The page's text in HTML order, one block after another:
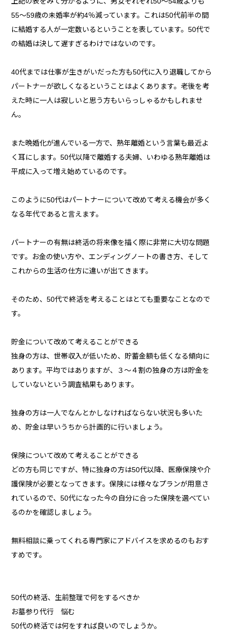
55〜59歳の未婚率が約4％減っています。これは50代前半の間
に結婚する人が一定数いるということを表しています。50代で
の結婚は決して遅すぎるわけではないのです。
40代までは仕事が生きがいだった方も50代に入り退職してから
パートナーが欲しくなるということはよくあります。老後を考
えた時に一人は寂しいと思う方もいらっしゃるかもしれませ
ん。
また晩婚化が進んでいる一方で、熟年離婚という言葉も最近よ
く耳にします。50代以降で離婚する夫婦、いわゆる熟年離婚は
平成に入って増え始めているのです。
このように50代はパートナーについて改めて考える機会が多く
なる年代であると言えます。
パートナーの有無は終活の将来像を描く際に非常に大切な問題
です。お金の使い方や、エンディングノートの書き方、そして
これからの生活の仕方に違いが出てきます。
そのため、50代で終活を考えることはとても重要なことなので
す。
貯金について改めて考えることができる
独身の方は、世帯収入が低いため、貯蓄金額も低くなる傾向に
あります。平均ではありますが、３〜４割の独身の方は貯金を
していないという調査結果もあります。
独身の方は一人でなんとかしなければならない状況も多いた
め、貯金は早いうちから計画的に行いましょう。
保険について改めて考えることができる
どの方も同じですが、特に独身の方は50代以降、医療保険や介
護保険が必要となってきます。保険には様々なプランが用意さ
れているので、50代になった今の自分に合った保険を選べてい
るのかを確認しましょう。
無料相談に乗ってくれる専門家にアドバイスを求めるのもおす
すめです。
50代の終活、生前整理で何をするべきか
お墓参り代行 悩む
50代の終活では何をすれば良いのでしょうか。